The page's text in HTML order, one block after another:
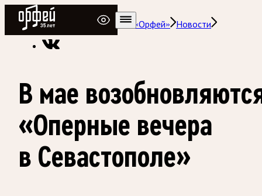
Радио Орфей
Радио классической музыки «Орфей»
Новости
В мае
«Оперные вечера
в Севастополе»